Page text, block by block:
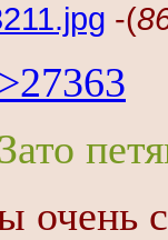
-(
очень